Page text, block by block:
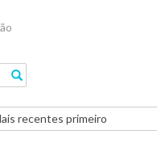
recentes primeiro